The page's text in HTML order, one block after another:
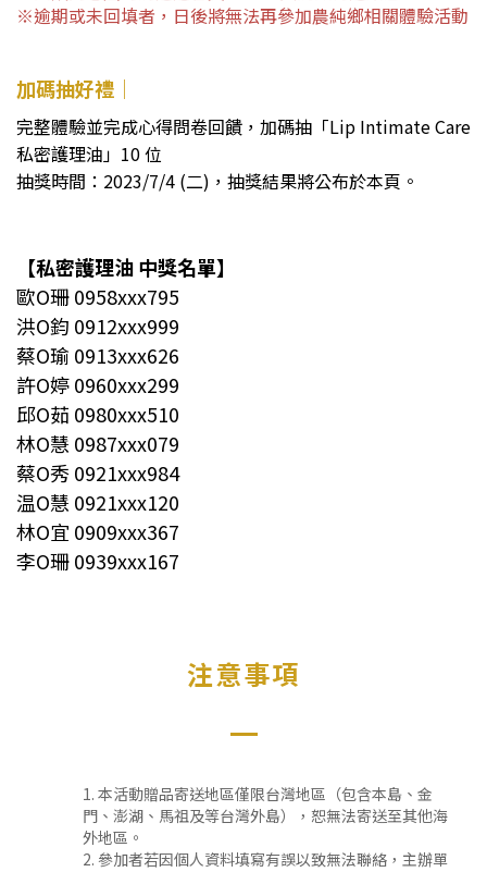
※逾期或未回填者，日後將無法再參加農純鄉相關體驗活動
加碼抽好禮｜
完整體驗並完成心得問卷回饋，加碼抽「Lip Intimate Care
私密護理油」10 位
抽獎時間：2023/7/4 (二)，抽獎結果將公布於本頁。
【私密護理油 中獎名單】
歐O珊 0958xxx795
洪O鈞 0912xxx999
蔡O瑜 0913xxx626
許O婷 0960xxx299
邱O茹 0980xxx510
林O慧 0987xxx079
蔡O秀 0921xxx984
温O慧 0921xxx120
林O宜 0909xxx367
李O珊 0939xxx167
注意事項
本活動贈品寄送地區僅限台灣地區（包含本島、金
門、澎湖、馬祖及等台灣外島），恕無法寄送至其他海
外地區。
參加者若因個人資料填寫有誤以致無法聯絡，主辦單